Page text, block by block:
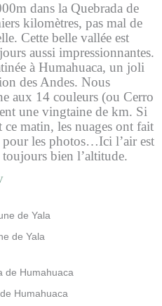
dans la Quebrada de
kilomètres, pas mal de
Cette belle vallée est
aussi impressionnantes.
à Humahuaca, un joli
des Andes. Nous
aux 14 couleurs (ou Cerro
une vingtaine de km. Si
matin, les nuages ont fait
les photos…Ici l’air est
bien l’altitude.
de Yala
Humahuaca